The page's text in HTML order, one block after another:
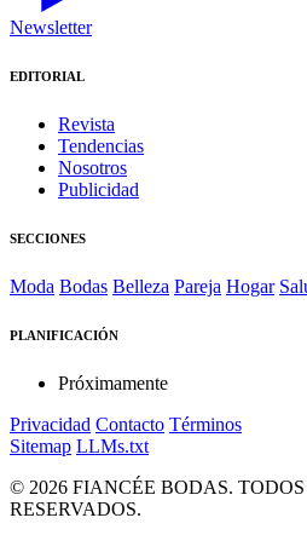
Newsletter
EDITORIAL
Revista
Tendencias
Nosotros
Publicidad
SECCIONES
Moda Bodas Belleza Pareja Hogar
PLANIFICACIÓN
Próximamente
Privacidad Contacto Términos
Sitemap LLMs.txt
© 2026 FIANCÉE BODAS.
RESERVADOS.